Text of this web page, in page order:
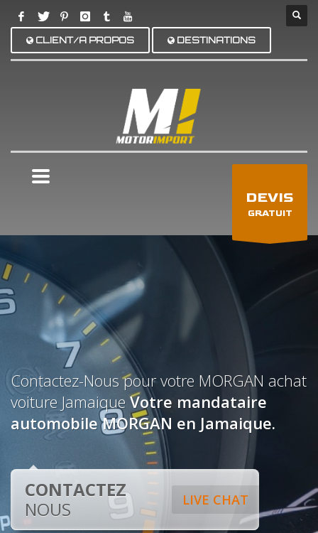
CLIENT/A PROPOS DESTINATIONS
DEVIS
GRATUIT
Contactez-Nous pour votre MORGAN achat
voiture Jamaique Votre mandataire
automobile MORGAN en Jamaique.
LIVE CHAT
CONTACTEZ
NOUS